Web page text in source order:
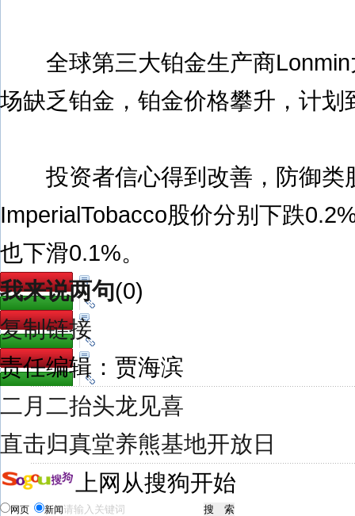
全球第三大铂金生产商Lonmin
场缺乏铂金，铂金价格攀升，计划
投资者信心得到改善，防御类
ImperialTobacco股价分别下跌
也下滑0.1%。
我来说两句(0)
复制链接
责任编辑：贾海滨
二月二抬头龙见喜
直击归真堂养熊基地开放日
上网从搜狗开始
网页 新闻